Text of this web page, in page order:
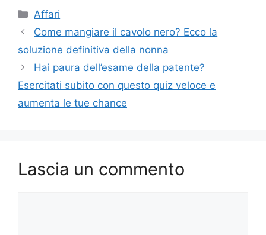
Categorie
Affari
Come mangiare il cavolo nero? Ecco la
soluzione definitiva della nonna
Hai paura dell’esame della patente?
Esercitati subito con questo quiz veloce e
aumenta le tue chance
Lascia un commento